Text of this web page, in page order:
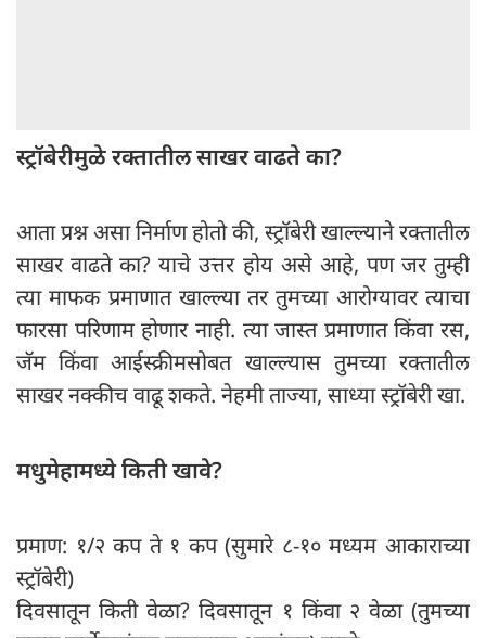
स्ट्रॉबेरीमुळे रक्तातील साखर वाढते का?
आता प्रश्न असा निर्माण होतो की, स्ट्रॉबेरी खाल्ल्याने रक्तातील
साखर वाढते का? याचे उत्तर होय असे आहे, पण जर तुम्ही
त्या माफक प्रमाणात खाल्ल्या तर तुमच्या आरोग्यावर त्याचा
फारसा परिणाम होणार नाही. त्या जास्त प्रमाणात किंवा रस,
जॅम किंवा आईस्क्रीमसोबत खाल्ल्यास तुमच्या रक्तातील
साखर नक्कीच वाढू शकते. नेहमी ताज्या, साध्या स्ट्रॉबेरी खा.
मधुमेहामध्ये किती खावे?
प्रमाण: १/२ कप ते १ कप (सुमारे ८-१० मध्यम आकाराच्या
स्ट्रॉबेरी)
दिवसातून किती वेळा? दिवसातून १ किंवा २ वेळा (तुमच्या